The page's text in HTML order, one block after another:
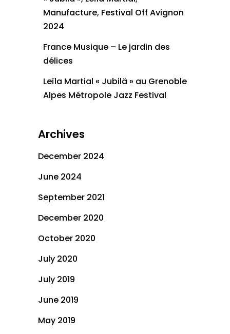
Manufacture, Festival Off Avignon
2024
France Musique – Le jardin des
délices
Leïla Martial « Jubilä » au Grenoble
Alpes Métropole Jazz Festival
Archives
December 2024
June 2024
September 2021
December 2020
October 2020
July 2020
July 2019
June 2019
May 2019